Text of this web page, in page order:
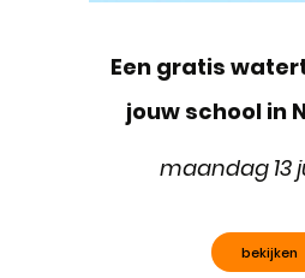
Een gratis
jouw school in
maandag 13
bekijken